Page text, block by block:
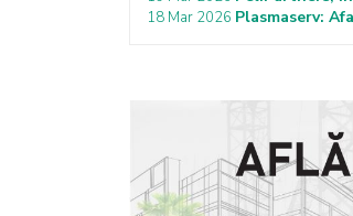
18 Mar 2026 Plasmaserv: